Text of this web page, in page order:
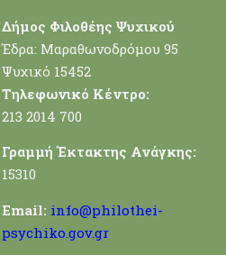
Δήμος Φιλοθέης Ψυχικού
Έδρα: Μαραθωνοδρόμου 95
Ψυχικό 15452
Τηλεφωνικό Κέντρο:
213 2014 700
Γραμμή Έκτακτης Ανάγκης:
15310
Email: info@philothei-
psychiko.gov.gr